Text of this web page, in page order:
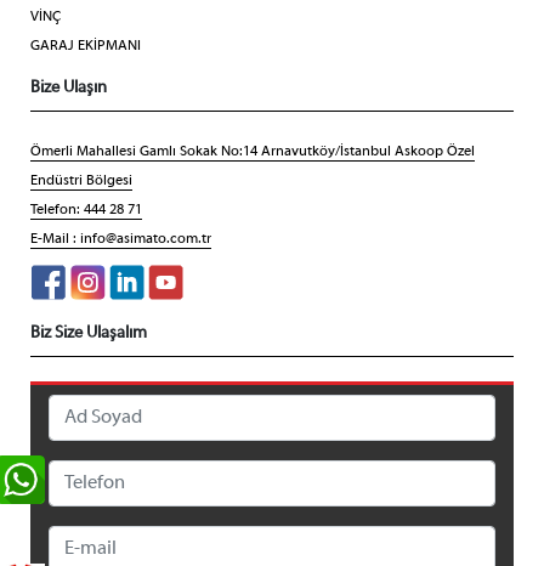
VİNÇ
GARAJ EKİPMANI
Bize Ulaşın
Ömerli Mahallesi Gamlı Sokak No:14 Arnavutköy/İstanbul Askoop Özel
Endüstri Bölgesi
Telefon: 444 28 71
E-Mail : info@asimato.com.tr
Biz Size Ulaşalım